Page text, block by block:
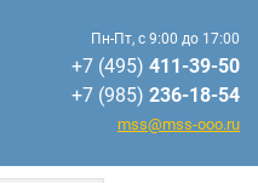
Пн-Пт, с 9:00 до 17:00
+7 (495) 411-39-50
+7 (985) 236-18-54
mss@mss-ooo.ru